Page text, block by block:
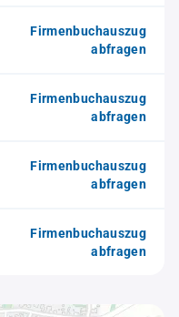
Firmenbuchauszug
abfragen
Firmenbuchauszug
abfragen
Firmenbuchauszug
abfragen
Firmenbuchauszug
abfragen